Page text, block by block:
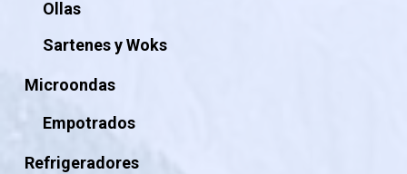
Ollas
Sartenes y Woks
Microondas
Empotrados
Refrigeradores